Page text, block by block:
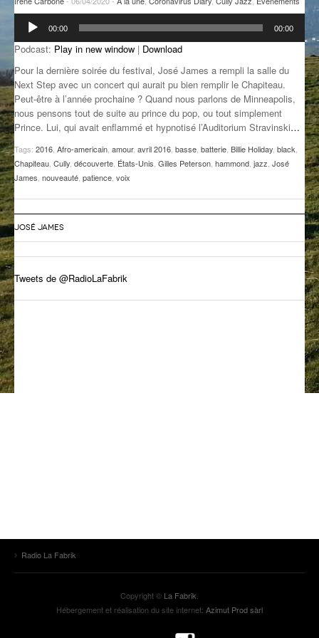
GROOVE N SUN
IL ÉTAIT UNE FOIS
L’ASTUCE DE LA PORTE EN BOIS
LA FABRIK POÉTIK
LA MINUTE LITTÉRAIRE
LA SOUTERRAINE
THEME FORCE
PLUS DE MIX
Lecteur
audio
00:00 00:00
Podcast: Play in new window | Download
Pour la dernière soirée du festival, José James a rempli la salle du
Next Step avec un concert qui aurait pu bien remplir le Chapiteau.
Peut-être à l’année prochaine ? Quand nous parlons de Minneapolis,
nous pensons tout de suite au prince du pop, ou tout simplement
Prince. Lui, qui avait enflammé et hypnotisé l’Auditorium Stravinski…
Tags: 2016 Afro-americain amour, avril 2016 basse batterie Billie Holiday black
Chapiteau Cully découverte États-Unis Gilles Peterson hammond jazz José
James nouveauté patience voix
JOSÉ JAMES
Tweets de @RadioLaFabrik
Radio La Fabrik
Copyright © La Fabrik
Hébergement et réalisation du site internet: Azimut Prod sàrl